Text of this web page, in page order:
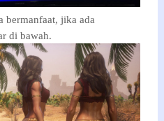
bermanfaat, jika ada
di bawah.